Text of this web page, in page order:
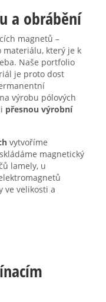
a obrábění
magnetů –
materiálu, který je k
Naše portfolio
je proto dost
výrobu pólových
přesnou výrobní
vytvoříme
magnetický
lamely, u
ve velikosti a